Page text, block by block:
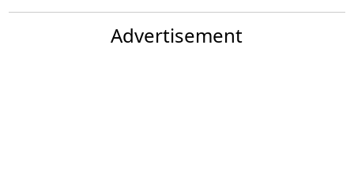
Advertisement